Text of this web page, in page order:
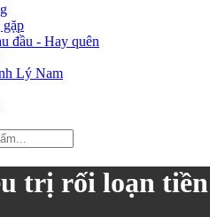
đầu - Hay quên
Lý Nam
trị rối loạn